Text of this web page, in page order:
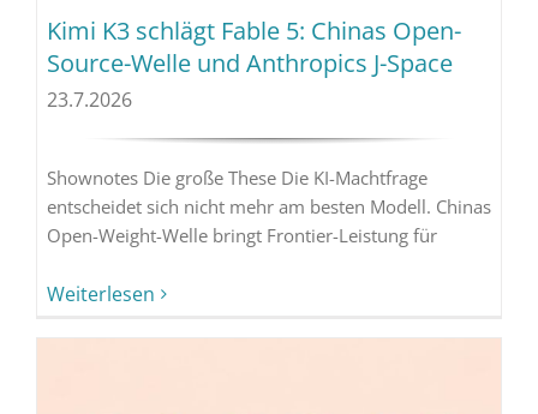
Kimi K3 schlägt Fable 5: Chinas Open-
Source-Welle und Anthropics J-Space
23.7.2026
Shownotes Die große These Die KI-Machtfrage
entscheidet sich nicht mehr am besten Modell. Chinas
Open-Weight-Welle bringt Frontier-Leistung für
Weiterlesen